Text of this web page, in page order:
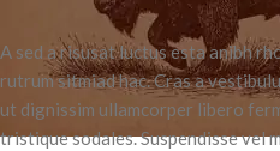
A sed a risusat luctus esta anibh
rutrum sitmiad hac. Cras a
ut dignissim ullamcorper libero
tristique sodales. Suspendisse vel